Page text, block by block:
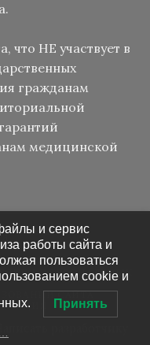
что НЕ участвует в
гражданам
медицинской
САЙТА
ПЕРСОНАЛЬНЫХ
САЙТА
разработчику
и сервис
работы сайта и
пользоваться
cookie и
Принять